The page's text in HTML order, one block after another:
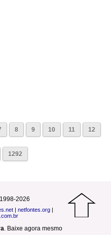
8 9 10 11 12
1292
2026
| netfontes.org |
. Baixe agora mesmo